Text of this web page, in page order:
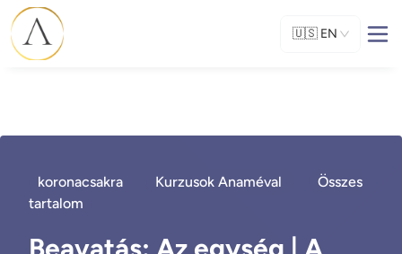
🇺🇸 EN
koronacsakra Kurzusok Anaméval
Összes
tartalom